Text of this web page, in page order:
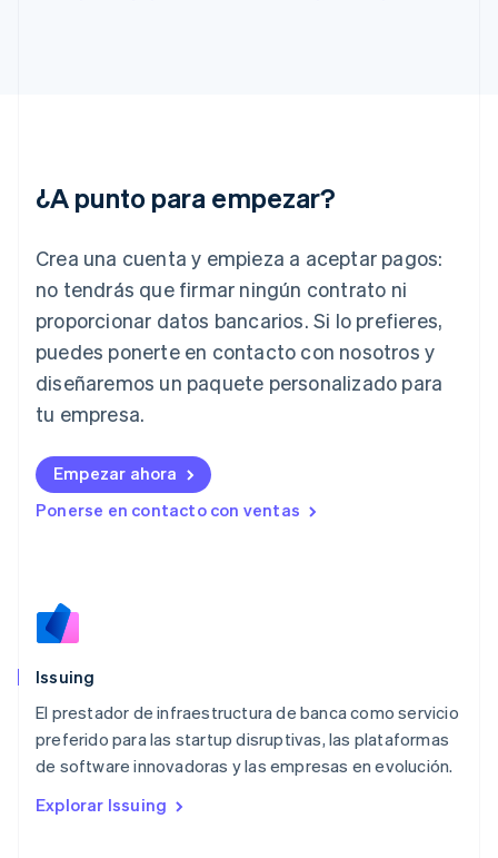
¿A punto para empezar?
Crea una cuenta y empieza a aceptar pagos:
no tendrás que firmar ningún contrato ni
proporcionar datos bancarios. Si lo prefieres,
puedes ponerte en contacto con nosotros y
diseñaremos un paquete personalizado para
tu empresa.
Empezar ahora
Ponerse en contacto con ventas
Issuing
El prestador de infraestructura de banca como servicio
preferido para las startup disruptivas, las plataformas
de software innovadoras y las empresas en evolución.
Explorar Issuing
India
English
Italia
ItalianoEnglish
Japón
日本語 English
Letonia
Liechtenstein
Lituania
English
Luxemburgo
Malta
Español
English
Nueva Zelanda
English
Nederlands English